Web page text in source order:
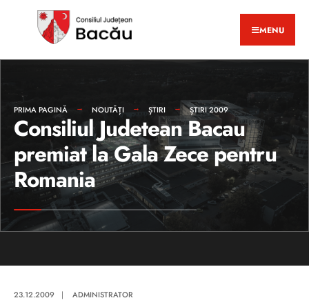
MENU
PRIMA PAGINĂ NOUTĂȚI ȘTIRI ȘTIRI 2009
Consiliul Judetean Bacau
premiat la Gala Zece pentru
Romania
23.12.2009 | ADMINISTRATOR